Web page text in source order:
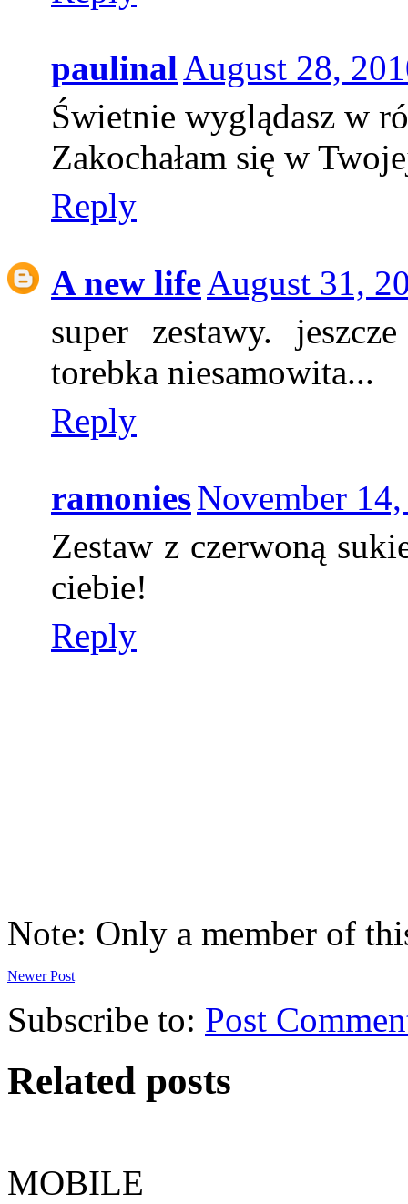
paulinalAugust 28,
Świetnie wyglądasz w
Zakochałam się w
Reply
A new lifeAugust 31,
super zestawy.
torebka niesamowita...
Reply
ramoniesNovember
Zestaw z czerwoną
ciebie!
Reply
Note: Only a member of
Newer Post
Subscribe to: Post
Related posts
MOBILE